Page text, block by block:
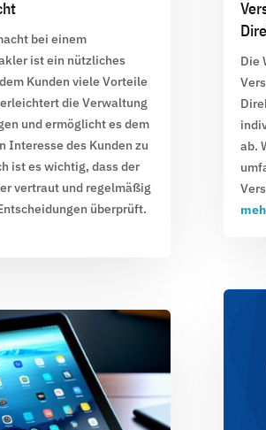
bei einem
ist ein nützliches
Kunden viele Vorteile
die Verwaltung
und ermöglicht es dem
Interesse des Kunden zu
ist es wichtig, dass der
vertraut und regelmäßig
überprüft.
Die
ab.